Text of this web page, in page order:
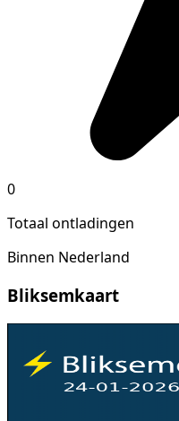
0
Totaal ontladingen
Binnen Nederland
Bliksemkaart